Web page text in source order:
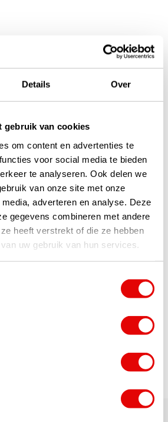
Details Over
gebruik van cookies
om content en advertenties te
voor social media te bieden
te analyseren. Ook delen we
van onze site met onze
adverteren en analyse. Deze
gegevens combineren met andere
heeft verstrekt of die ze hebben
uw gebruik van hun services.
uren
Reviews | Trusted Shops, TrustPilot,